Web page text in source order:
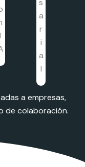
a empresas,
de colaboración.